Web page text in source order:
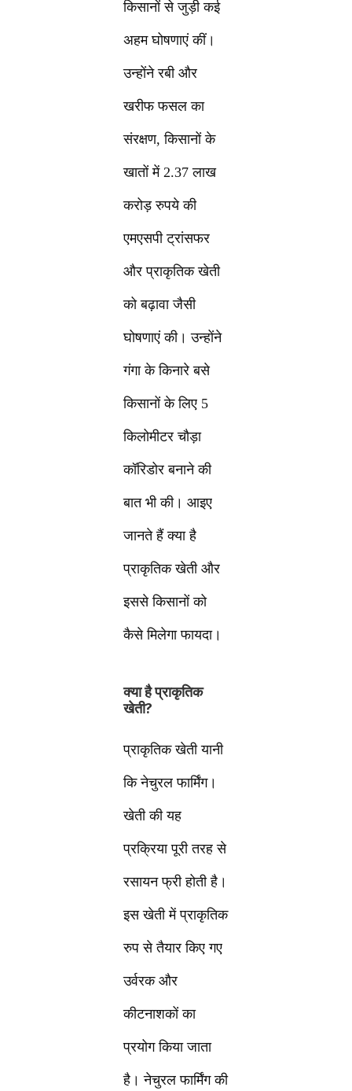
किसानों से जुड़ी कई
अहम घोषणाएं कीं।
उन्होंने रबी और
खरीफ फसल का
संरक्षण, किसानों के
खातों में 2.37 लाख
करोड़ रुपये की
एमएसपी ट्रांसफर
और प्राकृतिक खेती
को बढ़ावा जैसी
घोषणाएं की। उन्होंने
गंगा के किनारे बसे
किसानों के लिए 5
किलोमीटर चौड़ा
कॉरिडोर बनाने की
बात भी की। आइए
जानते हैं क्या है
प्राकृतिक खेती और
इससे किसानों को
कैसे मिलेगा फायदा।
क्या है प्राकृतिक
खेती?
प्राकृतिक खेती यानी
कि नेचुरल फार्मिंग।
खेती की यह
प्रक्रिया पूरी तरह से
रसायन फ्री होती है।
इस खेती में प्राकृतिक
रुप से तैयार किए गए
उर्वरक और
कीटनाशकों का
प्रयोग किया जाता
है। नेचुरल फार्मिंग की